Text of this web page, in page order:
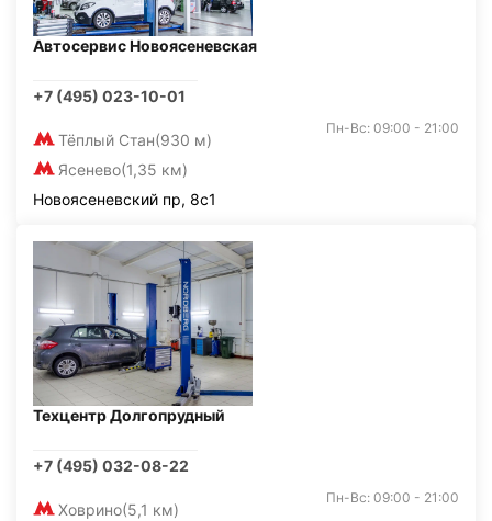
Автосервис Новоясеневская
+7 (495) 023-10-01
Тёплый Стан(930 м)
Ясенево(1,35 км)
Пн-Вс: 09:00 - 21:00
Новоясеневский пр, 8с1
Техцентр Долгопрудный
+7 (495) 032-08-22
Ховрино(5,1 км)
Пн-Вс: 09:00 - 21:00